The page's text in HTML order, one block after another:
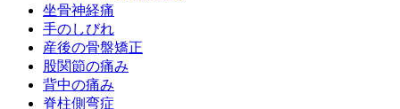
坐骨神経痛
手のしびれ
産後の骨盤矯正
股関節の痛み
背中の痛み
脊柱側弯症